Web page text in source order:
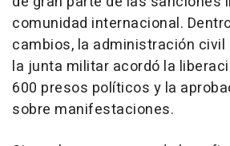
comunidad internacional.
cambios, la administración
la junta militar acordó la
600 presos políticos y la
sobre manifestaciones.